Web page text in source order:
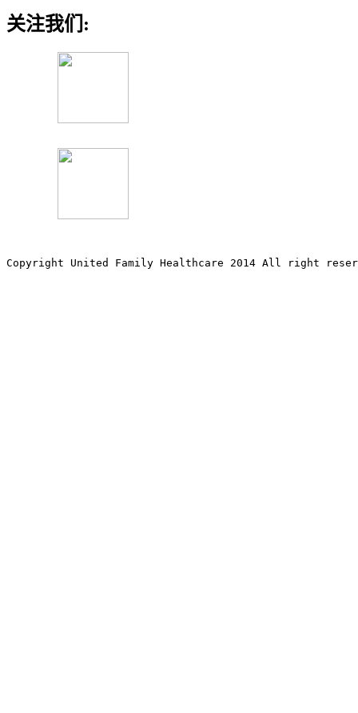
关注我们:
Copyright United Family Healthcare 2014 All right